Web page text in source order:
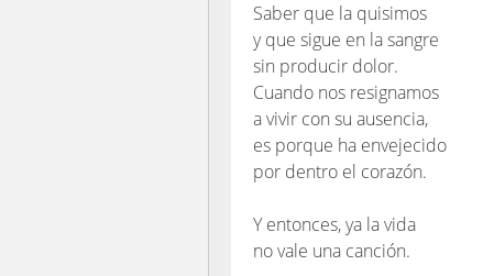
Saber que la quisimos
y que sigue en la sangre
sin producir dolor.
Cuando nos resignamos
a vivir con su ausencia,
es porque ha envejecido
por dentro el corazón.
Y entonces, ya la vida
no vale una canción.